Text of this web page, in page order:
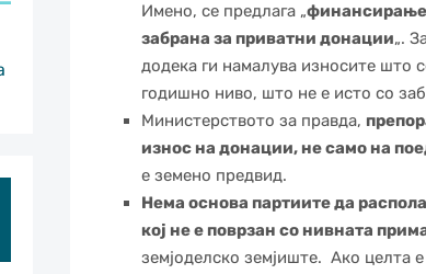
Имено, се предлага „финансирање
забрана за приватни донации„.
додека ги намалува износите што
годишно ниво, што не е исто со
Министерството за правда,
износ на донации, не само на
е земено предвид.
Нема основа партиите да
кој не е поврзан со нивната
земјоделско земјиште. Ако целта